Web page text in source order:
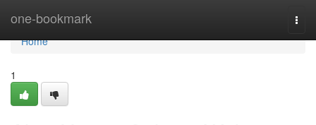
one-bookmark
Home
Home
1